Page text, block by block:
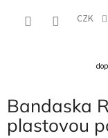
CZK
Bandaska
plastovou